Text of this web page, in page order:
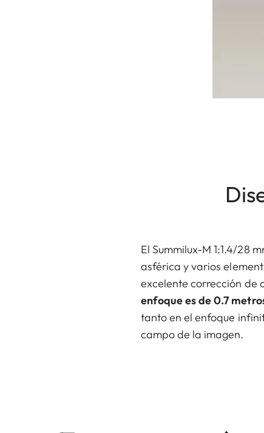
El Summilux-M 1:1.4/28
asférica y varios
excelente corrección de
enfoque es de 0.7
tanto en el enfoque
campo de la imagen.